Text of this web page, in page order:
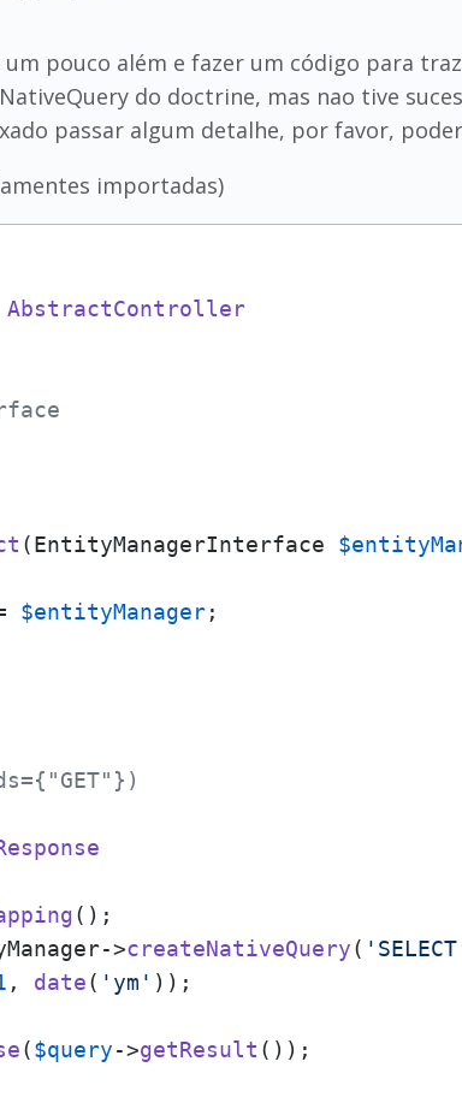
pouco além e fazer um código para
do doctrine, mas nao tive
passar algum detalhe, por favor,
importadas)
AbstractController
(EntityManagerInterface
$entityManager;
();
>createNativeQuery(
, date( 'ym' ));
($query->getResult ());